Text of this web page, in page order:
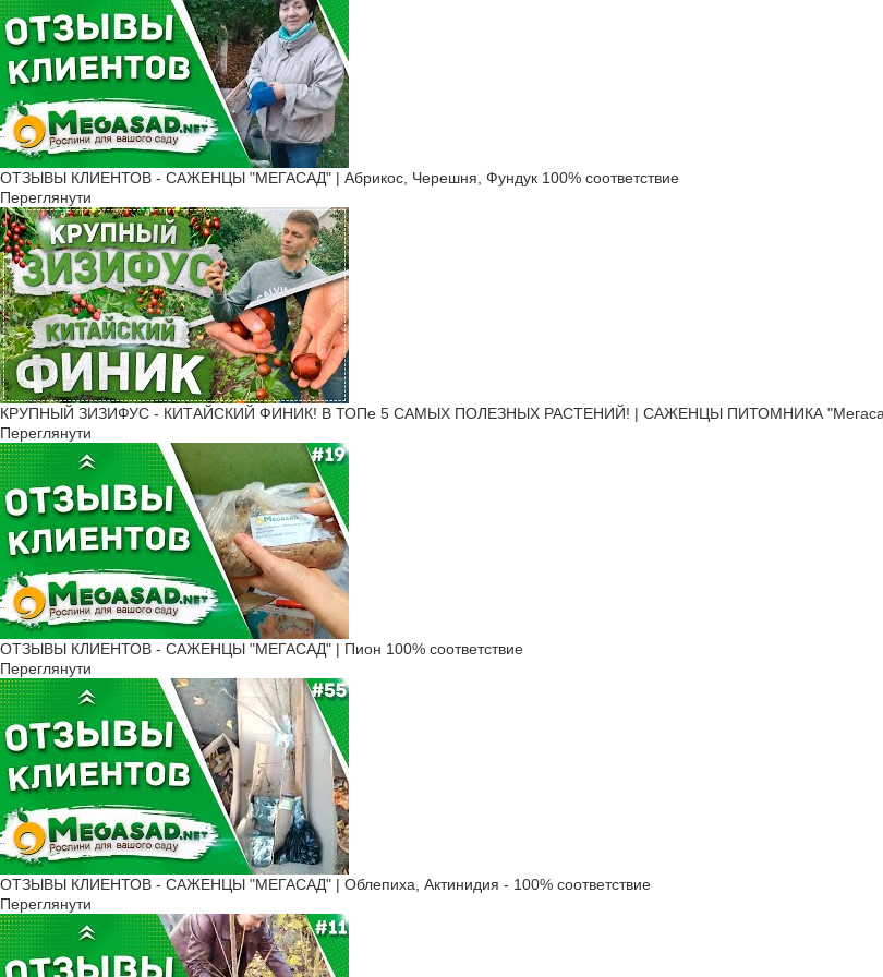
ОТЗЫВЫ КЛИЕНТОВ - САЖЕНЦЫ "МЕГАСАД" | Абрикос, Черешня, Фундук 100% соответствие
Переглянути
КРУПНЫЙ ЗИЗИФУС - КИТАЙСКИЙ ФИНИК! В ТОПе 5 САМЫХ ПОЛЕЗНЫХ РАСТЕНИЙ! | САЖЕНЦЫ ПИТОМНИКА
Переглянути
ОТЗЫВЫ КЛИЕНТОВ - САЖЕНЦЫ "МЕГАСАД" | Пион 100% соответствие
Переглянути
ОТЗЫВЫ КЛИЕНТОВ - САЖЕНЦЫ "МЕГАСАД" | Облепиха, Актинидия - 100% соответствие
Переглянути